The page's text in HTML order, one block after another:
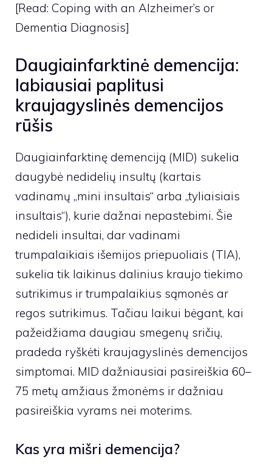
[Read: Coping with an Alzheimer’s or
Dementia Diagnosis]
Daugiainfarktinė demencija:
labiausiai paplitusi
kraujagyslinės demencijos
rūšis
Daugiainfarktinę demenciją (MID) sukelia
daugybė nedidelių insultų (kartais
vadinamų „mini insultais“ arba „tyliaisiais
insultais“), kurie dažnai nepastebimi. Šie
nedideli insultai, dar vadinami
trumpalaikiais išemijos priepuoliais (TIA),
sukelia tik laikinus dalinius kraujo tiekimo
sutrikimus ir trumpalaikius sąmonės ar
regos sutrikimus. Tačiau laikui bėgant, kai
pažeidžiama daugiau smegenų sričių,
pradeda ryškėti kraujagyslinės demencijos
simptomai. MID dažniausiai pasireiškia 60–
75 metų amžiaus žmonėms ir dažniau
pasireiškia vyrams nei moterims.
Kas yra mišri demencija?